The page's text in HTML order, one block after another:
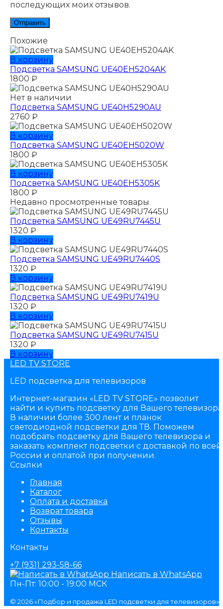
последующих моих отзывов.
Похожие
В корзину
Подсветка SAMSUNG UE40EH5204AK
1800 ₽
Нет в наличии
Подсветка SAMSUNG UE40H5290AU
2760 ₽
В корзину
Подсветка SAMSUNG UE40EH5020W
1800 ₽
В корзину
Подсветка SAMSUNG UE40EH5305K
1800 ₽
Недавно просмотренные товары
Подсветка SAMSUNG UЕ49RU7445U
1320 ₽
В корзину
Подсветка SAMSUNG UЕ49RU7440S
1320 ₽
В корзину
Подсветка SAMSUNG UЕ49RU7419U
1320 ₽
В корзину
Подсветка SAMSUNG UЕ49RU7415U
1320 ₽
В корзину
LED TV STORE
LED подсветка для телевизоров
Интернет-магазин «LED TV STORE» позволит
найти и купить подсветку для Вашего
В наличии более 300 лент и планок
светодиодной подсветки для ТВ. Поможем
подобрать подсветку для Вашего телевизора и
заказать комплект подсветки с доставкой по всей
России и оплатой при получении.
Ссылки
Главная
Каталог
Оплата и доставка
Возврат товара
Отзывы
Контакты
Контакты
+7 (931) 293-58-66
Написать в WhatsApp
Пн-Пт: 10:00 - 19:00 МСК
© 2026 «Подбор и продажа LED подсветки для телевизоров»